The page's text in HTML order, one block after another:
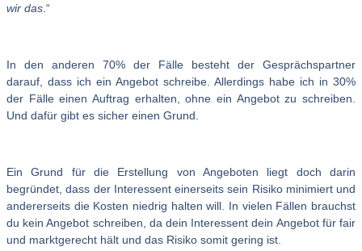
wir das .“
In den anderen 70% der Fälle besteht der Gesprächspartner
darauf, dass ich ein Angebot schreibe. Allerdings habe ich in 30%
der Fälle einen Auftrag erhalten, ohne ein Angebot zu schreiben.
Und dafür gibt es sicher einen Grund.
Ein Grund für die Erstellung von Angeboten liegt doch darin
begründet, dass der Interessent einerseits sein Risiko minimiert und
andererseits die Kosten niedrig halten will. In vielen Fällen brauchst
du kein Angebot schreiben, da dein Interessent dein Angebot für fair
und marktgerecht hält und das Risiko somit gering ist.